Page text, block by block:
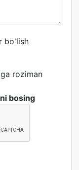
bo'lish
roziman
bosing